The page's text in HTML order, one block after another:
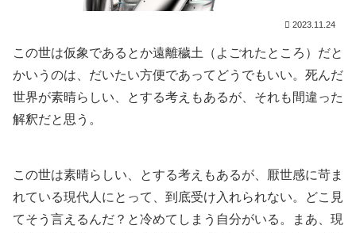
2023.11.24
この世は仮象であるとか遠離穢土（よごれたところ）だと
かいうのは、だいたい方便であってどうでもいい。死んだ
世界が素晴らしい、とする考えもあるが、それも間違った
解釈だと思う。
この世は素晴らしい、とする考えもあるが、厭世感に苛ま
れている現代人にとって、到底受け入れられない。どこ見
てそう言えるんだ？と冷めてしまう自分がいる。まあ、現